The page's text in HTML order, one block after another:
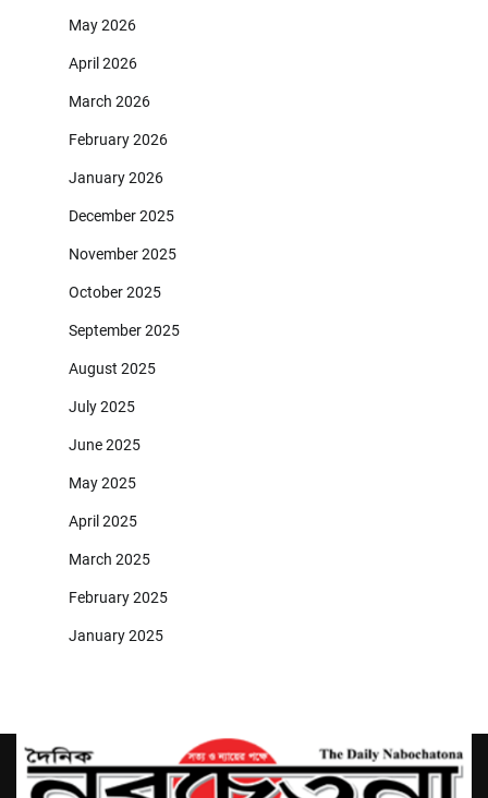
May 2026
April 2026
March 2026
February 2026
January 2026
December 2025
November 2025
October 2025
September 2025
August 2025
July 2025
June 2025
May 2025
April 2025
March 2025
February 2025
January 2025